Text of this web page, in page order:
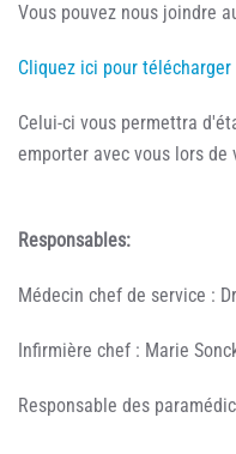
Vous pouvez nous joindre
Cliquez ici pour
Celui-ci vous permettra
emporter avec vous lors
Responsables:
Médecin chef de service :
Infirmière chef : Marie
Responsable des